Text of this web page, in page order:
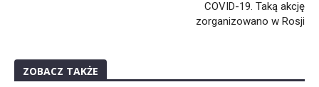
COVID-19. Taką akcję
zorganizowano w Rosji
ZOBACZ TAKŻE